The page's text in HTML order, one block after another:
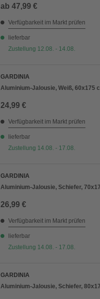
ab 47,99 €
Verfügbarkeit im Markt prüfen
lieferbar
Zustellung 12.08. - 14.08.
GARDINIA
Aluminium-Jalousie, Weiß, 60x175
24,99 €
Verfügbarkeit im Markt prüfen
lieferbar
Zustellung 14.08. - 17.08.
GARDINIA
Aluminium-Jalousie, Schiefer,
26,99 €
Verfügbarkeit im Markt prüfen
lieferbar
Zustellung 14.08. - 17.08.
GARDINIA
Aluminium-Jalousie, Schiefer,